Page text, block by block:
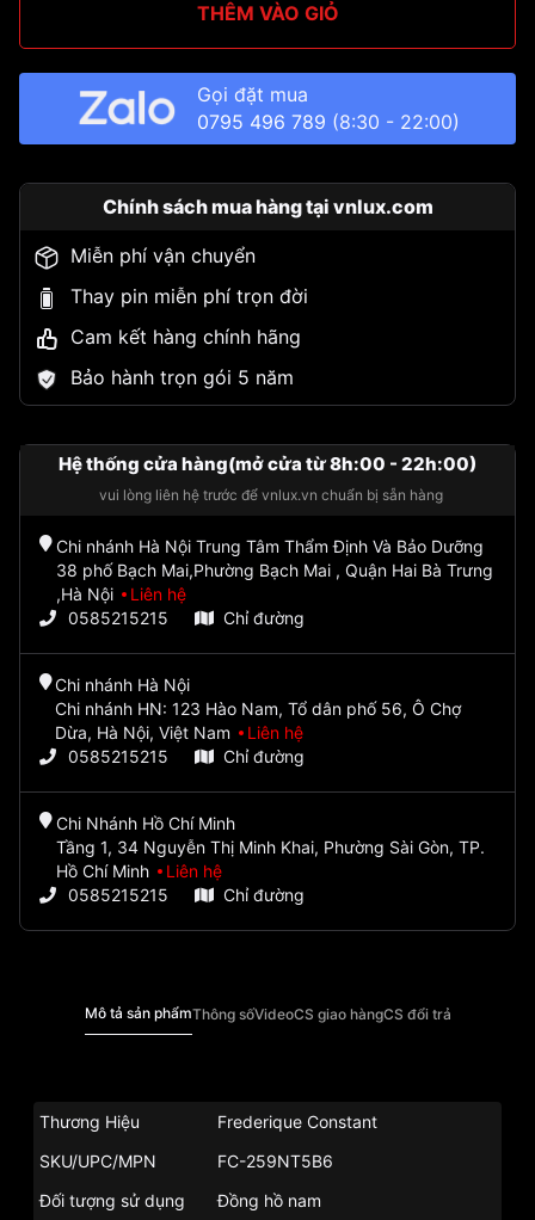
THÊM VÀO GIỎ
Gọi đặt mua
0795 496 789 (8:30 - 22:00)
Chính sách mua hàng tại vnlux.com
Miễn phí vận chuyển
Thay pin miễn phí trọn đời
Cam kết hàng chính hãng
Bảo hành trọn gói 5 năm
Hệ thống cửa hàng(mở cửa từ 8h:00 - 22h:00)
vui lòng liên hệ trước để vnlux.vn chuẩn bị sẵn hàng
Chi nhánh Hà Nội Trung Tâm Thẩm Định Và Bảo Dưỡng
38 phố Bạch Mai,Phường Bạch Mai , Quận Hai Bà Trưng
,Hà Nội
Liên hệ
0585215215
Chỉ đường
Chi nhánh Hà Nội
Chi nhánh HN: 123 Hào Nam, Tổ dân phố 56, Ô Chợ
Dừa, Hà Nội, Việt Nam
Liên hệ
0585215215
Chỉ đường
Chi Nhánh Hồ Chí Minh
Tầng 1, 34 Nguyễn Thị Minh Khai, Phường Sài Gòn, TP.
Hồ Chí Minh
Liên hệ
0585215215
Chỉ đường
Mô tả sản phẩmThông sốVideoCS giao hàngCS đổi trả
Thương Hiệu
Frederique Constant
SKU/UPC/MPN
FC-259NT5B6
Đối tượng sử dụng
Đồng hồ nam